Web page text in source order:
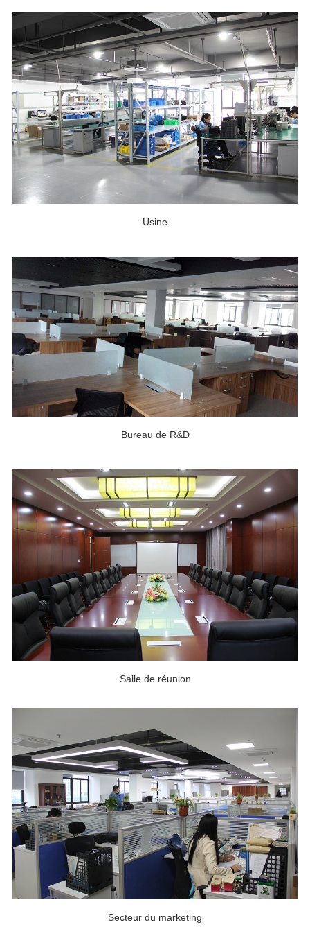
Usine
Bureau de R&D
Salle de réunion
Secteur du marketing